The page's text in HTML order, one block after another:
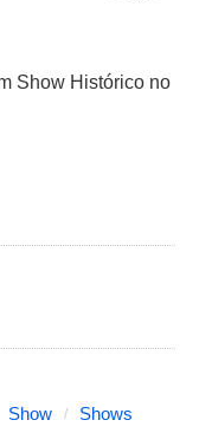
Show Histórico no
Show Shows